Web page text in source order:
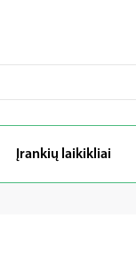
Įrankių laikikliai